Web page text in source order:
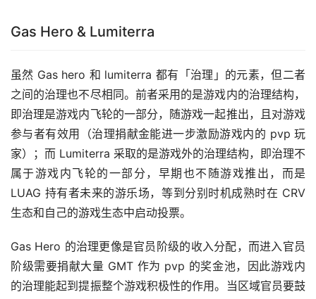
Gas Hero & Lumiterra
虽然 Gas hero 和 lumiterra 都有「治理」的元素，但二者
之间的治理也不尽相同。前者采用的是游戏内的治理结构，
即治理是游戏内飞轮的一部分，随游戏一起推出，且对游戏
参与者有效用（治理捐献金能进一步激励游戏内的 pvp 玩
家）；而 Lumiterra 采取的是游戏外的治理结构，即治理不
属于游戏内飞轮的一部分，早期也不随游戏推出，而是
LUAG 持有者未来的游乐场，等到分别时机成熟时在 CRV
生态和自己的游戏生态中启动投票。
Gas Hero 的治理更像是官员阶级的收入分配，而进入官员
阶级需要捐献大量 GMT 作为 pvp 的奖金池，因此游戏内
的治理能起到提振整个游戏积极性的作用。当区域官员要鼓